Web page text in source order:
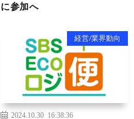
に参加へ
経営/業界動向
2024.10.30 16:38:36